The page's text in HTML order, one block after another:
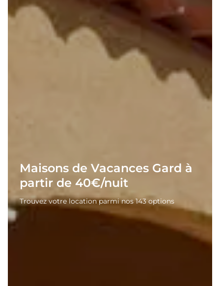
Maisons de Vacances Gard à
partir de 40€/nuit
Trouvez votre location parmi nos 143 options